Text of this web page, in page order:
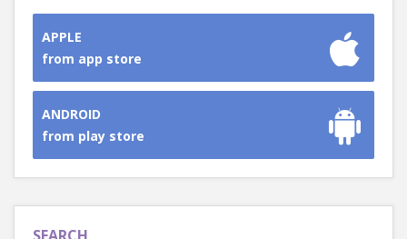
APPLE
from app store
ANDROID
from play store